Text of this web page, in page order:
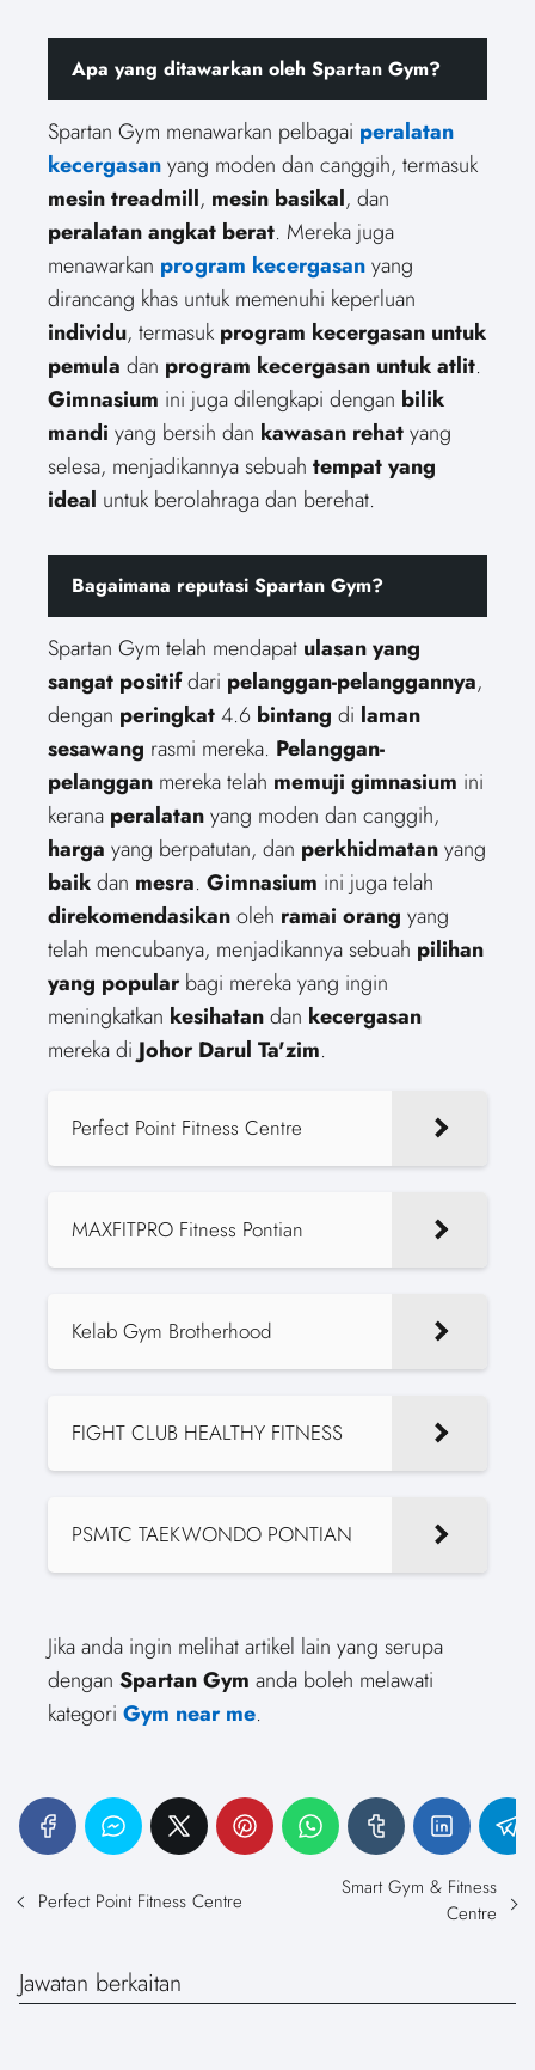
Apa yang ditawarkan oleh Spartan Gym?
Spartan Gym menawarkan pelbagai peralatan
kecergasanyang moden dan canggih, termasuk
mesin treadmill, mesin basikal, dan
peralatan angkat berat. Mereka juga
menawarkan program kecergasanyang
dirancang khas untuk memenuhi keperluan
individu, termasuk program kecergasan untuk
pemula dan program kecergasan untuk atlit.
Gimnasium ini juga dilengkapi dengan bilik
mandi yang bersih dan kawasan rehatyang
selesa, menjadikannya sebuah tempat yang
ideal untuk berolahraga dan berehat.
Bagaimana reputasi Spartan Gym?
Spartan Gym telah mendapat ulasan yang
sangat positifdari pelanggan-pelanggannya,
dengan peringkat4.6 bintang di laman
sesawang rasmi mereka. Pelanggan-
pelanggan mereka telah memuji gimnasium ini
kerana peralatanyang moden dan canggih,
harga yang berpatutan, dan perkhidmatanyang
baikdan mesra. Gimnasium ini juga telah
direkomendasikanoleh ramai orang yang
telah mencubanya, menjadikannya sebuah pilihan
yang popularbagi mereka yang ingin
meningkatkan kesihatandan kecergasan
mereka di Johor Darul Ta'zim.
Perfect Point Fitness Centre
MAXFITPRO Fitness Pontian
Kelab Gym Brotherhood
FIGHT CLUB HEALTHY FITNESS
PSMTC TAEKWONDO PONTIAN
Jika anda ingin melihat artikel lain yang serupa
dengan Spartan Gym anda boleh melawati
kategori Gym near me.
Perfect Point Fitness Centre
Smart Gym & Fitness
Centre
Jawatan berkaitan